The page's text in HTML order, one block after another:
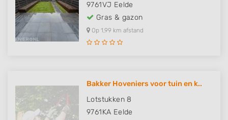
9761VJ Eelde
Gras & gazon
Op 1,99 km afstand
Bakker Hoveniers voor tuin en k..
Lotstukken 8
9761KA Eelde